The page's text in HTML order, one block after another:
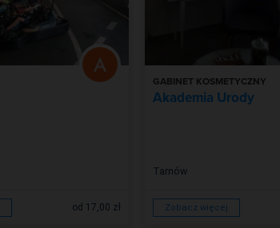
od 17,00 zł
GABINET KOSMETYCZNY
Akademia Urody
Tarnów
Zobacz więcej